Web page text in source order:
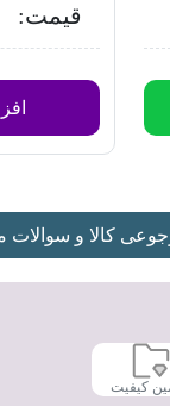
قیمت:
کالا و سوالات
کیفیت